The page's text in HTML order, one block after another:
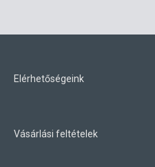
Elérhetőségeink
Vásárlási feltételek